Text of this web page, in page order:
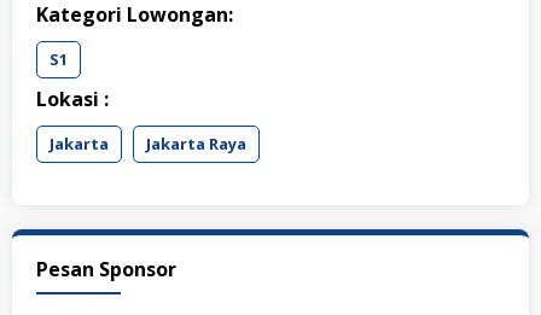
Kategori Lowongan:
S1
Lokasi :
Jakarta Jakarta Raya
Pesan Sponsor